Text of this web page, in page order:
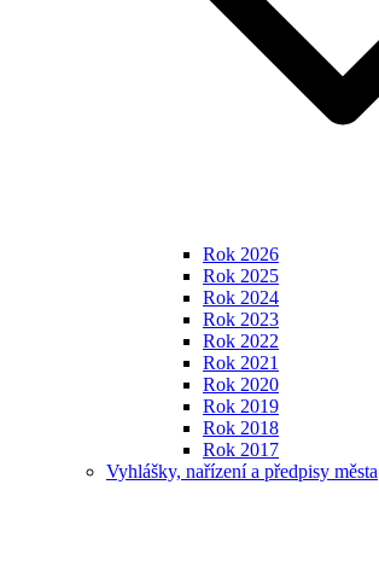
Rok 2026
Rok 2025
Rok 2024
Rok 2023
Rok 2022
Rok 2021
Rok 2020
Rok 2019
Rok 2018
Rok 2017
Vyhlášky, nařízení a předpisy města